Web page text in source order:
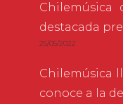
Chilemúsica
destacada
25/05/2022
Chilemúsica
conoce a la